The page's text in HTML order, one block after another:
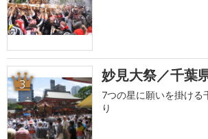
3 妙見大祭／千葉
7つの星に願いを掛ける
り